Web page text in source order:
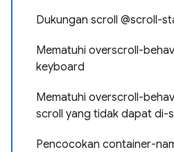
Dukungan scroll @scroll-
Mematuhi overscroll-
keyboard
Mematuhi overscroll-
scroll yang tidak dapat di-
Pencocokan container-